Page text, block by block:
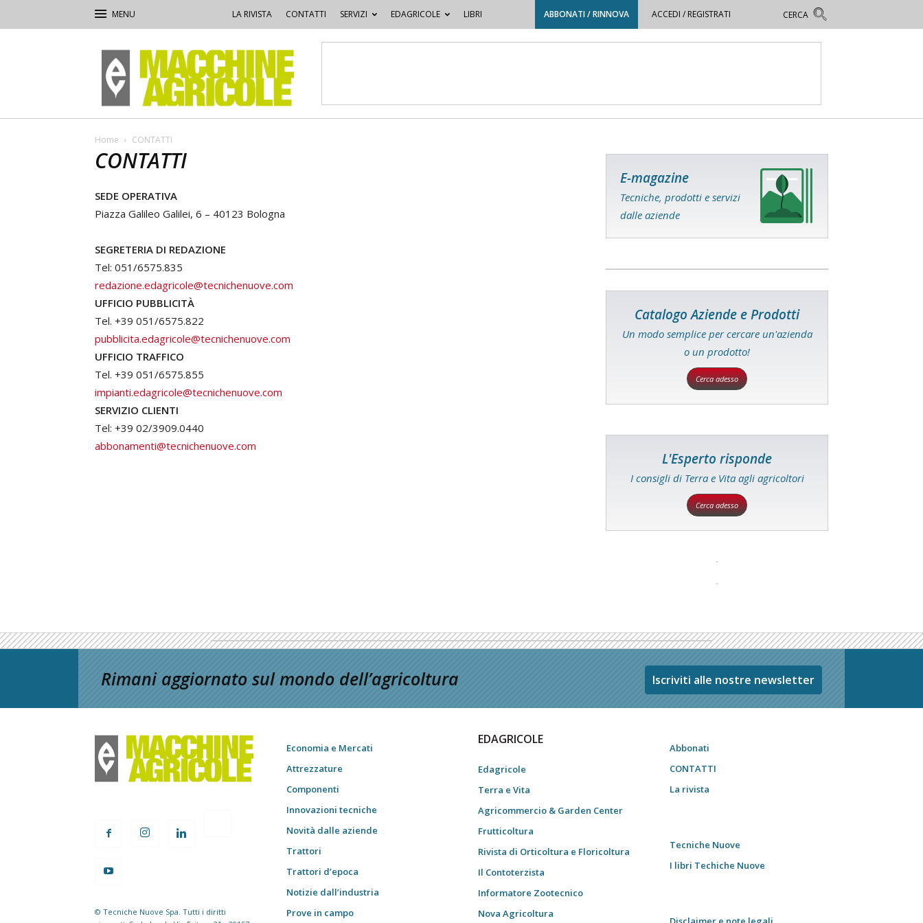
LA RIVISTA CONTATTI SERVIZI EDAGRICOLE LIBRI ABBONATI / RINNOVA ACCEDI / REGISTRATI
Macchine
Agricole
Home CONTATTI
CONTATTI
SEDE OPERATIVA
Piazza Galileo Galilei, 6 – 40123 Bologna
SEGRETERIA DI REDAZIONE
Tel: 051/6575.835
redazione.edagricole@tecnichenuove.com
UFFICIO PUBBLICITÀ
Tel. +39 051/6575.822
pubblicita.edagricole@tecnichenuove.com
UFFICIO TRAFFICO
Tel. +39 051/6575.855
impianti.edagricole@tecnichenuove.com
SERVIZIO CLIENTI
Tel: +39 02/3909.0440
abbonamenti@tecnichenuove.com
E-magazine
Tecniche, prodotti e servizi
dalle aziende
Catalogo Aziende e Prodotti
Un modo semplice per cercare un'azienda
o un prodotto!
Cerca adesso
L'Esperto risponde
I consigli di Terra e Vita agli agricoltori
Cerca adesso
Rimani aggiornato sul mondo dell’agricoltura Iscriviti alle nostre newsletter
© Tecniche Nuove Spa. Tutti i diritti
Economia e Mercati
Attrezzature
Componenti
Innovazioni tecniche
Novità dalle aziende
Trattori
Trattori d’epoca
Notizie dall’industria
Prove in campo
EDAGRICOLE
Edagricole
Terra e Vita
Agricommercio & Garden Center
Frutticoltura
Rivista di Orticoltura e Floricoltura
Il Contoterzista
Informatore Zootecnico
Nova Agricoltura
Abbonati
CONTATTI
La rivista
Tecniche Nuove
I libri Techiche Nuove